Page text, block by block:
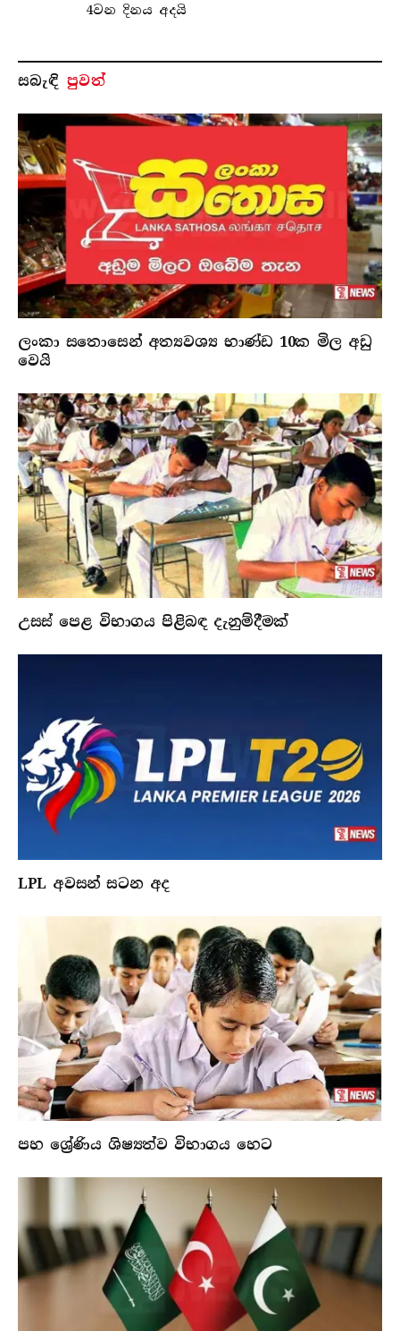
4වන දිනය අදයි
සබැ​ඳි පුවත්
ලංකා සතොසෙන් අත්‍යවශ්‍ය භාණ්ඩ 10ක මිල අඩු
වෙයි
උසස් පෙළ විභාගය පිළිබඳ දැනුම්දීමක්
LPL අවසන් සටන අද
පහ ශ්‍රේණිය ශිෂ්‍යත්ව විභාගය හෙට